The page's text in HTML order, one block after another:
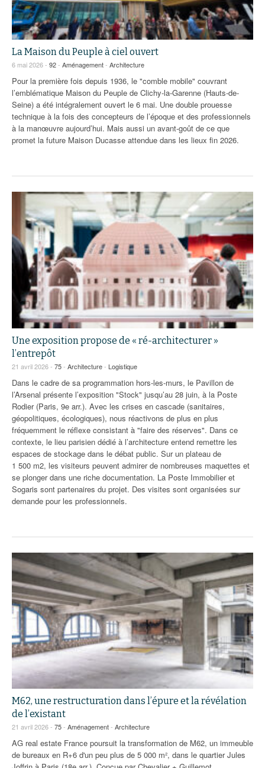
La Maison du Peuple à ciel ouvert
6 mai 2026 - 92- Aménagement- Architecture
Pour la première fois depuis 1936, le "comble mobile" couvrant
l’emblématique Maison du Peuple de Clichy-la-Garenne (Hauts-de-
Seine) a été intégralement ouvert le 6 mai. Une double prouesse
technique à la fois des concepteurs de l’époque et des professionnels
à la manœuvre aujourd’hui. Mais aussi un avant-goût de ce que
promet la future Maison Ducasse attendue dans les lieux fin 2026.
Une exposition propose de « ré-architecturer »
l’entrepôt
21 avril 2026 - 75- Architecture- Logistique
Dans le cadre de sa programmation hors-les-murs, le Pavillon de
l’Arsenal présente l’exposition "Stock" jusqu’au 28 juin, à la Poste
Rodier (Paris, 9e arr.). Avec les crises en cascade (sanitaires,
géopolitiques, écologiques), nous réactivons de plus en plus
fréquemment le réflexe consistant à "faire des réserves". Dans ce
contexte, le lieu parisien dédié à l’architecture entend remettre les
espaces de stockage dans le débat public. Sur un plateau de
1 500 m2, les visiteurs peuvent admirer de nombreuses maquettes et
se plonger dans une riche documentation. La Poste Immobilier et
Sogaris sont partenaires du projet. Des visites sont organisées sur
demande pour les professionnels.
M62, une restructuration dans l’épure et la révélation
de l’existant
21 avril 2026 - 75- Aménagement- Architecture
AG real estate France poursuit la transformation de M62, un immeuble
de bureaux en R+6 d'un peu plus de 5 000 m², dans le quartier Jules